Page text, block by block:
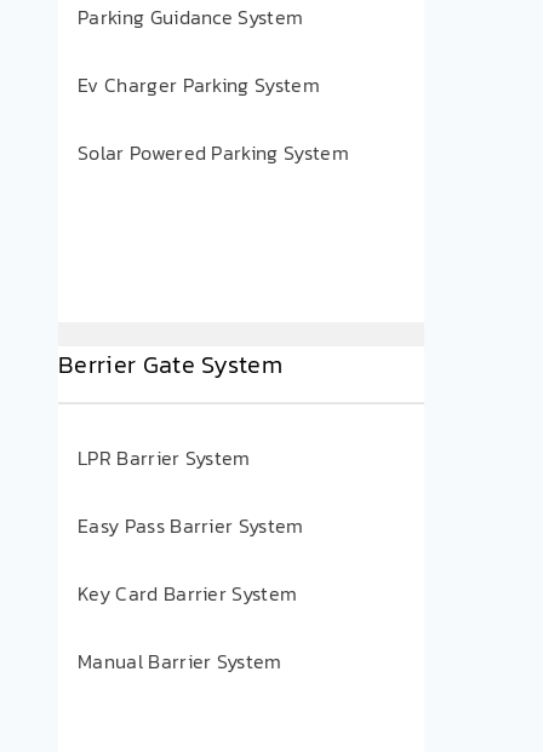
Parking Guidance System
Ev Charger Parking System
Solar Powered Parking System
Berrier Gate System
LPR Barrier System
Easy Pass Barrier System
Key Card Barrier System
Manual Barrier System